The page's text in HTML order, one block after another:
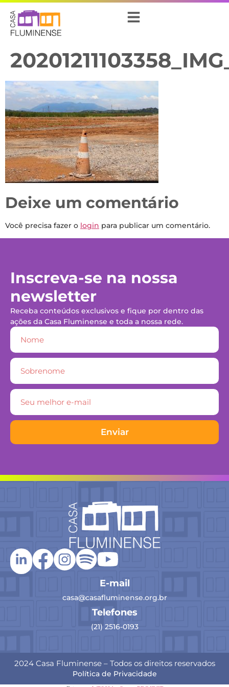
Deixe um comentário
Você precisa fazer o login para publicar um comentário.
Inscreva-se na nossa
newsletter
Receba conteúdos exclusivos e fique por dentro das
ações da Casa Fluminense e toda a nossa rede.
Enviar
E-mail
casa@casafluminense.org.br
Telefones
(21) 2516-0193
2024 Casa Fluminense – Todos os direitos reservados
Política de Privacidade